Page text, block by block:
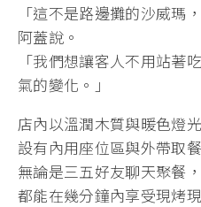
「這不是路邊攤的沙威瑪
阿蓋說。
「我們想讓客人不用站著
氣的變化。」
店內以溫潤木質與暖色燈
設有內用座位區與外帶取餐
無論是三五好友聊天聚餐
都能在幾分鐘內享受現烤